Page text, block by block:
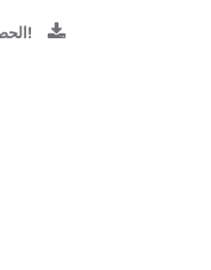
الحصول على البيانات والاتجاهات!